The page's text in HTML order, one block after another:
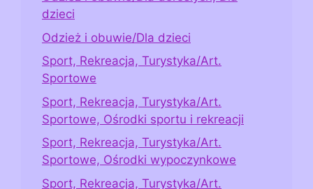
dzieci
Odzież i obuwie/Dla dzieci
Sport, Rekreacja, Turystyka/Art.
Sportowe
Sport, Rekreacja, Turystyka/Art.
Sportowe, Ośrodki sportu i rekreacji
Sport, Rekreacja, Turystyka/Art.
Sportowe, Ośrodki wypoczynkowe
Sport, Rekreacja, Turystyka/Art.